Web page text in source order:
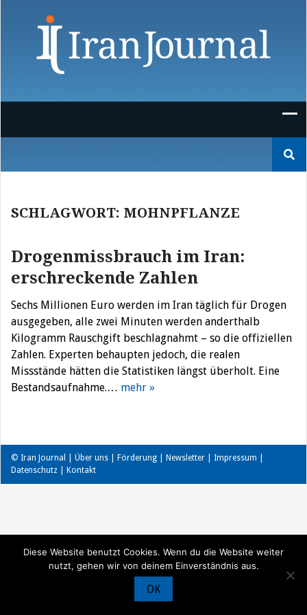
nach:
SCHLAGWORT: MOHNPFLANZE
Drogenmissbrauch im Iran:
erschreckende Zahlen
Sechs Millionen Euro werden im Iran täglich für Drogen
ausgegeben, alle zwei Minuten werden anderthalb
Kilogramm Rauschgift beschlagnahmt – so die offiziellen
Zahlen. Experten behaupten jedoch, die realen
Missstände hätten die Statistiken längst überholt. Eine
Bestandsaufnahme.… mehr »
© Iran Journal | Über uns Förderung Newsletter Impressum
Datenschutz
Kontakt
Diese Website benutzt Cookies. Wenn du die Website weiter
nutzt, gehen wir von deinem Einverständnis aus.
OK